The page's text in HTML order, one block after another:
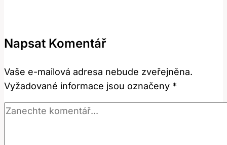
domácí
Napsat Komentář
Vaše e-mailová adresa nebude zveřejněna.
Vyžadované informace jsou označeny *